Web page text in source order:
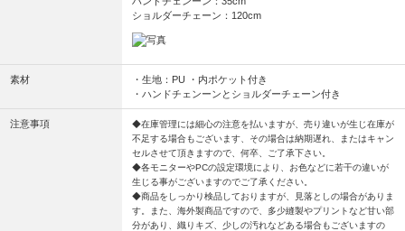
ショルダーチェーン：120cm
素材
・生地：PU ・内ポケット付き
・ハンドチェンーンとショルダーチェーン付き
注意事項
◆在庫管理には細心の注意を払いますが、売り違いが生じ在庫が
不足する場合もございます、その場合は納期遅れ、またはキャン
セルさせて頂きますので、何卒、ご了承下さい。
◆各モニターやPCの設定環境により、お色などに若干の違いが
生じる事がございますのでご了承ください。
◆商品をしっかり検品しておりますが、見落としの場合がありま
す。また、海外製商品ですので、多少縫製やプリントなど甘い部
分があり、織りキズ、少しの汚れなどある場合もございますの